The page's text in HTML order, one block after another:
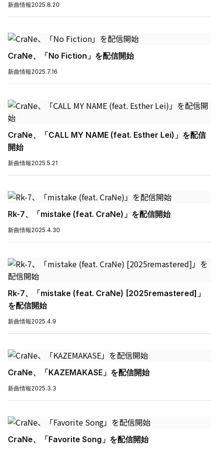
新曲情報2025.8.20
CraNe、「No Fiction」を配信開始
新曲情報2025.7.16
CraNe、「CALL MY NAME (feat. Esther Lei)」を配信
開始
新曲情報2025.5.21
Rk-7、「mistake (feat. CraNe)」を配信開始
新曲情報2025.4.30
Rk-7、「mistake (feat. CraNe) [2025remastered]」
を配信開始
新曲情報2025.4.9
CraNe、「KAZEMAKASE」を配信開始
新曲情報2025.3.3
CraNe、「Favorite Song」を配信開始